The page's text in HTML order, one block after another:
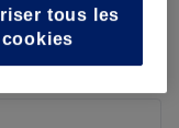
par évaluation
tous les
cookies